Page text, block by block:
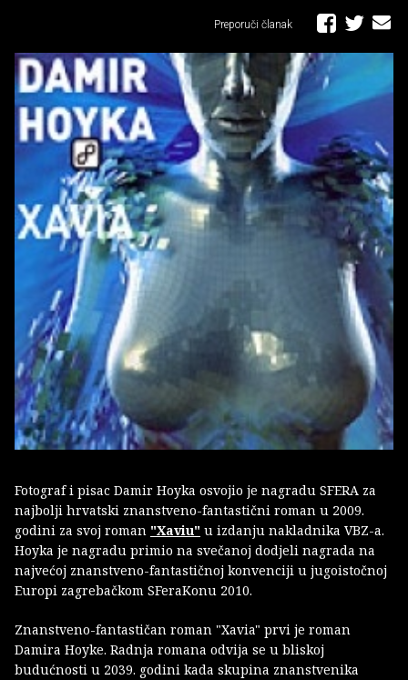
Preporuči članak
Fotograf i pisac Damir Hoyka osvojio je nagradu SFERA za
najbolji hrvatski znanstveno-fantastični roman u 2009.
godini za svoj roman "Xaviu" u izdanju nakladnika VBZ-a.
Hoyka je nagradu primio na svečanoj dodjeli nagrada na
najvećoj znanstveno-fantastičnoj konvenciji u jugoistočnoj
Europi zagrebačkom SFeraKonu 2010.
Znanstveno-fantastičan roman "Xavia" prvi je roman
Damira Hoyke. Radnja romana odvija se u bliskoj
budućnosti u 2039. godini kada skupina znanstvenika